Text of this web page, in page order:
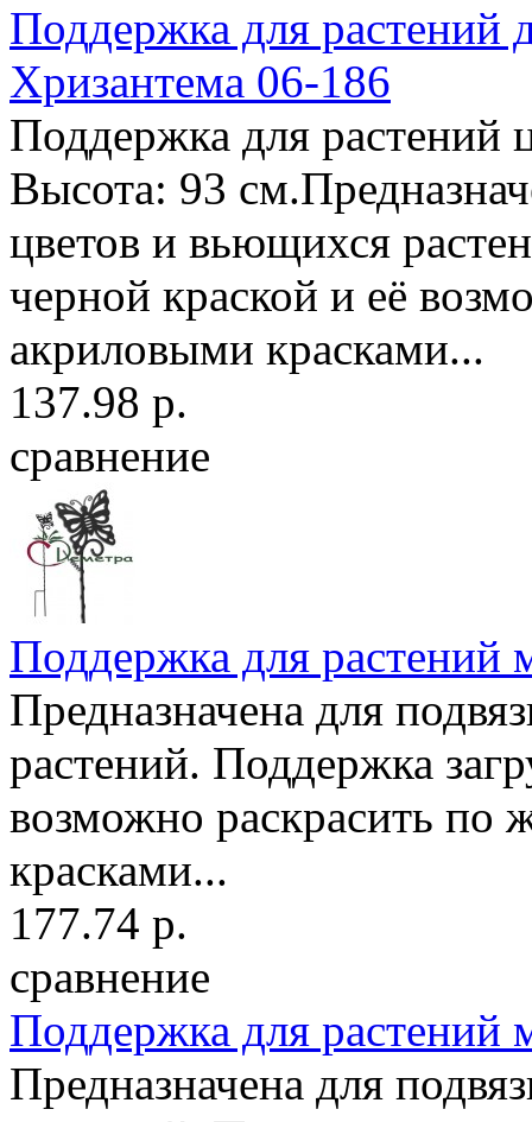
Поддержка для растений
Хризантема 06-186
Поддержка для растений
Высота: 93
цветов и вьющихся
черной краской и её
акриловыми красками...
137.98 р.
сравнение
Поддержка для растений
Предназначена для
растений. Поддержка
возможно раскрасить по
красками...
177.74 р.
сравнение
Поддержка для растений
Предназначена для